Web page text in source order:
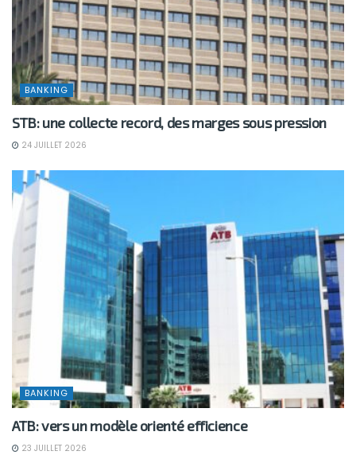
BANKING
STB: une collecte record, des marges sous pression
24 JUILLET 2026
BANKING
ATB: vers un modèle orienté efficience
23 JUILLET 2026